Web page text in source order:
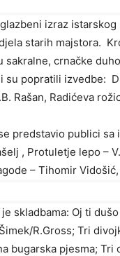
izraz
starih majstora.
crnačke
popratili izvedbe:
Rašan, Radićeva
predstavio publici sa
, Protuletje lepo –
– Tihomir
skladbama: Oj ti
R.Gross; Tri
bugarska pjesma;